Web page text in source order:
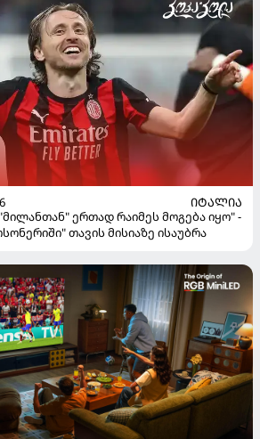
ᲘᲢᲐᲚᲘᲐ
ერთად რაიმეს მოგება იყო" -
თავის მისიაზე ისაუბრა